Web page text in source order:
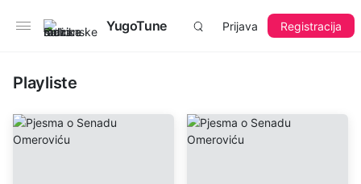
YugoTune Prijava Registracija
Playliste